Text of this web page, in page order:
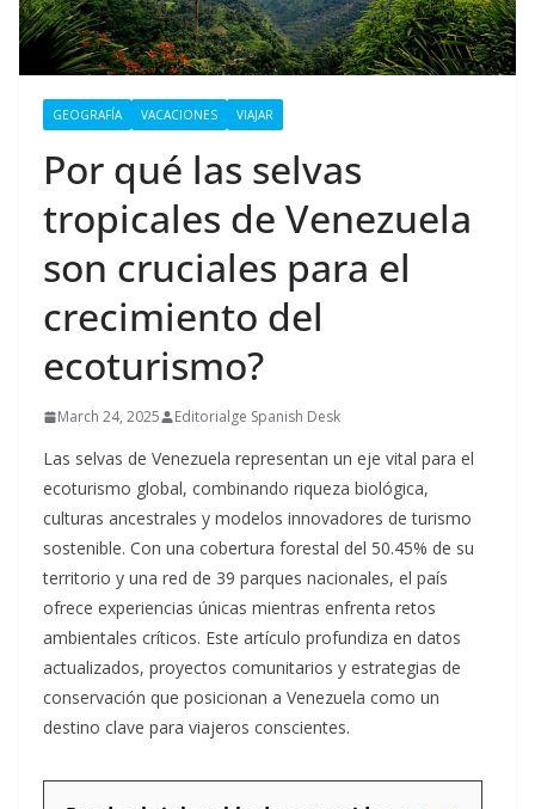
GEOGRAFÍA VACACIONES VIAJAR
Por qué las selvas
tropicales de Venezuela
son cruciales para el
crecimiento del
ecoturismo?
March 24, 2025 Editorialge Spanish Desk
Las selvas de Venezuela representan un eje vital para el
ecoturismo global, combinando riqueza biológica,
culturas ancestrales y modelos innovadores de turismo
sostenible. Con una cobertura forestal del 50.45% de su
territorio y una red de 39 parques nacionales, el país
ofrece experiencias únicas mientras enfrenta retos
ambientales críticos. Este artículo profundiza en datos
actualizados, proyectos comunitarios y estrategias de
conservación que posicionan a Venezuela como un
destino clave para viajeros conscientes.